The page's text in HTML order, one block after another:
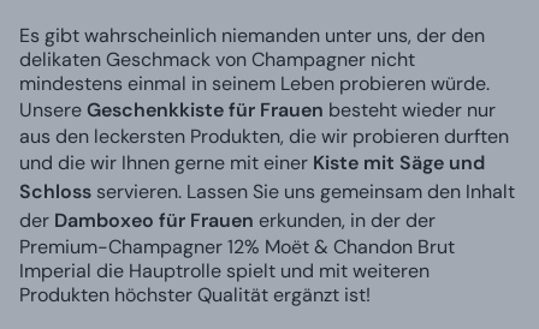
Es gibt wahrscheinlich niemanden unter uns, der den
delikaten Geschmack von Champagner nicht
mindestens einmal in seinem Leben probieren würde.
UnsereGeschenkkiste für Frauen besteht wieder nur
aus den leckersten Produkten, die wir probieren durften
und die wir Ihnen gerne mit einer Kiste mit Säge und
Schloss servieren. Lassen Sie uns gemeinsam den Inhalt
der Damboxeo für Frauen erkunden, in der der
Premium-Champagner 12% Moët & Chandon Brut
Imperial die Hauptrolle spielt und mit weiteren
Produkten höchster Qualität ergänzt ist!